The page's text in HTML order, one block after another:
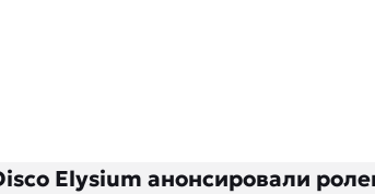
Elysium анонсировали